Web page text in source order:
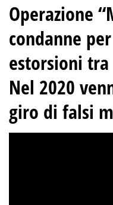
Operazione
condanne
estorsioni tra
Nel 2020
giro di falsi